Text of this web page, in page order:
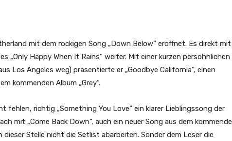
mit dem rockigen Song „Down Below“ eröffnet. Es direkt mit
„Only Happy When It Rains“ weiter. Mit einer kurzen persöhnlichen
Los Angeles weg) präsentierte er „Goodbye California“, einen
kommenden Album „Grey“.
fehlen, richtig „Something You Love“ ein klarer Lieblingssong der
mit „Come Back Down“, auch ein neuer Song aus dem kommende
dieser Stelle nicht die Setlist abarbeiten. Sonder dem Leser die